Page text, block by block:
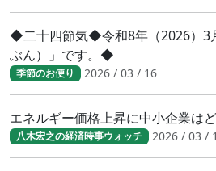
◆二十四節気◆令和8年（2026）3
ぶん）」です。◆
季節のお便り 2026 / 03 / 16
エネルギー価格上昇に中小企業は
八木宏之の経済時事ウォッチ 2026 / 03 /